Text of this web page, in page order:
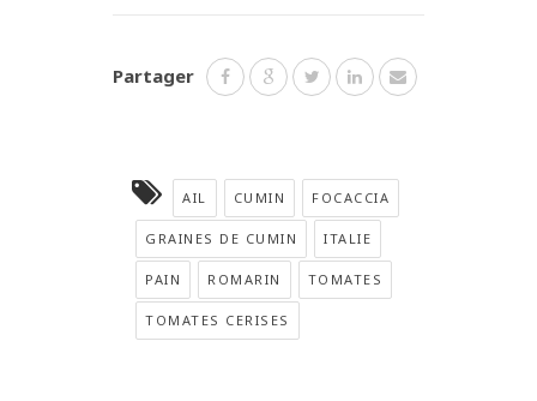
Partager
AIL CUMIN FOCACCIA
GRAINES DE CUMIN ITALIE
PAIN ROMARIN TOMATES
TOMATES CERISES